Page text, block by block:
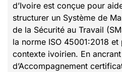
d’Ivoire est conçue pour
structurer un Système de
de la Sécurité au Travail
la norme ISO 45001:2018
contexte ivoirien. En
d’Accompagnement